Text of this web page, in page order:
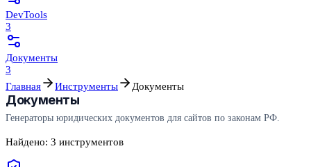
DevTools
3
Документы
3
Главная
Инструменты Документы
Документы
Генераторы юридических документов для сайтов по законам РФ.
Найдено: 3 инструментов